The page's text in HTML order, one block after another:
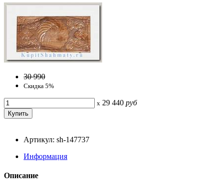
30 990
Скидка 5%
x 29 440 руб
Артикул: sh-147737
Информация
Описание